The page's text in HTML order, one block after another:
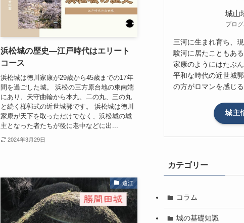
浜松城の歴史―江戸時代はエリート
コース
浜松城は徳川家康が29歳から45歳までの17年
間を過ごした城。 浜松の三方原台地の東南端
にあり、天守曲輪から本丸、二の丸、三の丸
と続く梯郭式の近世城郭です。 浜松城は徳川
家康が天下を取っただけでなく、浜松城の城
主となった者たちが後に老中などに出...
2024年3月29日
遠江
城山
ブロ
三河に生まれ育ち、
駿河に居たこともあ
家康のようにはたぶん
平和な時代の近世城
の方がロマンを感じる
城主
カテゴリー
コラム
城の基礎知識